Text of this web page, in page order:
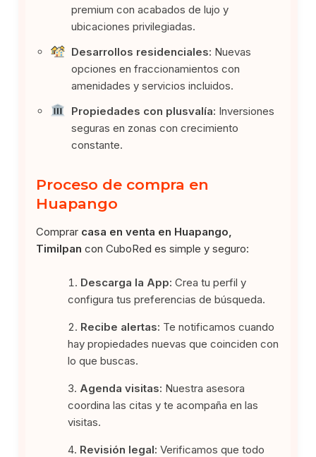
premium con acabados de lujo y
ubicaciones privilegiadas.
Desarrollos residenciales: Nuevas
opciones en fraccionamientos con
amenidades y servicios incluidos.
Propiedades con plusvalía: Inversiones
seguras en zonas con crecimiento
constante.
Proceso de compra en
Huapango
Comprar casa en venta en Huapango,
Timilpan con CuboRed es simple y seguro:
Descarga la App: Crea tu perfil y
configura tus preferencias de búsqueda.
Recibe alertas: Te notificamos cuando
hay propiedades nuevas que coinciden con
lo que buscas.
Agenda visitas: Nuestra asesora
coordina las citas y te acompaña en las
visitas.
Revisión legal: Verificamos que todo